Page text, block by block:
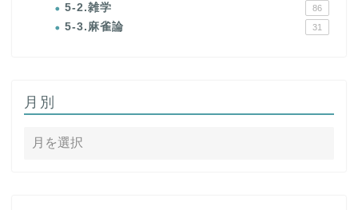
5-2.雑学 86
5-3.麻雀論 31
月別